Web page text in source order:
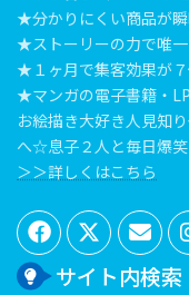
★分かりにくい商品が
★ストーリーの力で唯
★１ヶ月で集客効果が
★マンガの電子書籍・
お絵描き大好き人見知
へ☆息子２人と毎日爆
＞＞詳しくはこちら
サイト内検索